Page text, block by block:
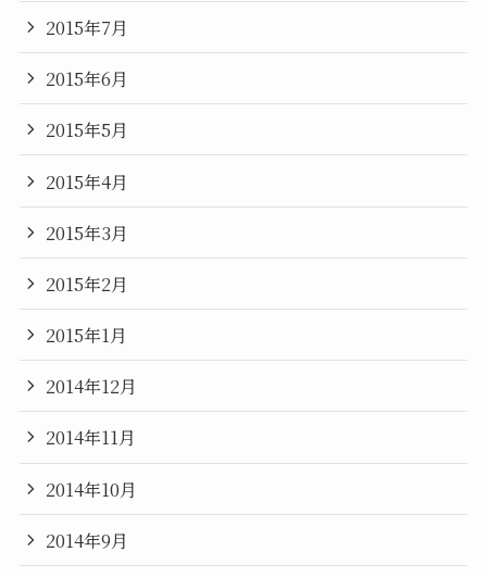
2015年7月
2015年6月
2015年5月
2015年4月
2015年3月
2015年2月
2015年1月
2014年12月
2014年11月
2014年10月
2014年9月